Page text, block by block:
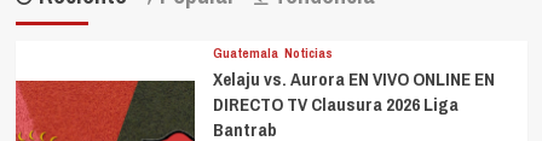
Guatemala Noticias
Xelaju vs. Aurora EN VIVO ONLINE EN
DIRECTO TV Clausura 2026 Liga
Bantrab